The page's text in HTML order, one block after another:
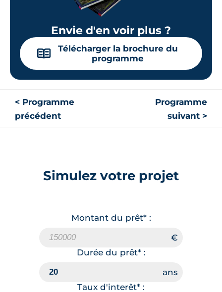
Surface annexe
🗞
Lot005
42.07 m²
RDC
TVA 20% 192 000 €
Surface annexe
Orientation
Surface annexe
Envie d'en voir plus ?
📖
Télécharger la brochure du
programme
< Programme
précédent
Programme
suivant >
Simulez votre projet
Montant du prêt* :
Durée du prêt* :
Taux d'interêt* :